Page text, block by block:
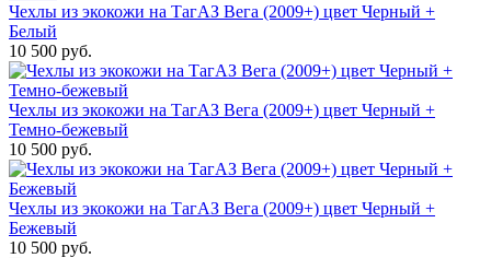
Чехлы из экокожи на ТагАЗ Вега (2009+) цвет Черный +
Белый
10 500 руб.
Чехлы из экокожи на ТагАЗ Вега (2009+) цвет Черный +
Темно-бежевый
10 500 руб.
Чехлы из экокожи на ТагАЗ Вега (2009+) цвет Черный +
Бежевый
10 500 руб.